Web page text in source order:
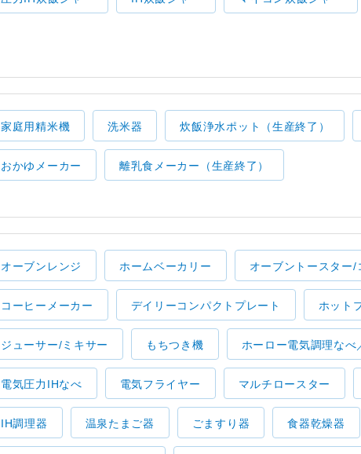
家庭用精米機 洗米器 炊飯浄水ポット（生産終了）
おかゆメーカー 離乳食メーカー（生産終了）
オーブンレンジ ホームベーカリー オーブントースター
コーヒーメーカー デイリーコンパクトプレート ホット
ジューサー/ミキサー もちつき機 ホーロー電気調理なべ
電気圧力IHなべ 電気フライヤー マルチロースター
IH調理器 温泉たまご器 ごますり器 食器乾燥器